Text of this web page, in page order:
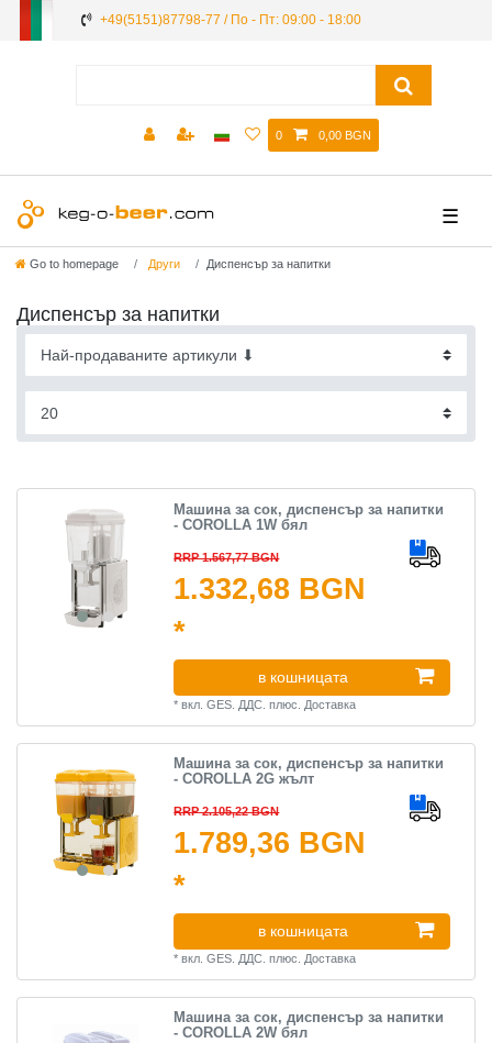
+49(5151)87798-77 / По - Пт: 09:00 - 18:00
0 0,00 BGN
☰
Go to homepage Други Диспенсър за напитки
Диспенсър за напитки
Машина за сок, диспенсър за напитки
- COROLLA 1W бял
RRP 1.567,77 BGN
1.332,68 BGN
*
в кошницата
*вкл. GES. ДДС. плюс. Доставка
Машина за сок, диспенсър за напитки
- COROLLA 2G жълт
RRP 2.105,22 BGN
1.789,36 BGN
*
в кошницата
*вкл. GES. ДДС. плюс. Доставка
Машина за сок, диспенсър за напитки
- COROLLA 2W бял